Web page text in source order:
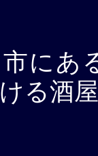
にあ
る酒